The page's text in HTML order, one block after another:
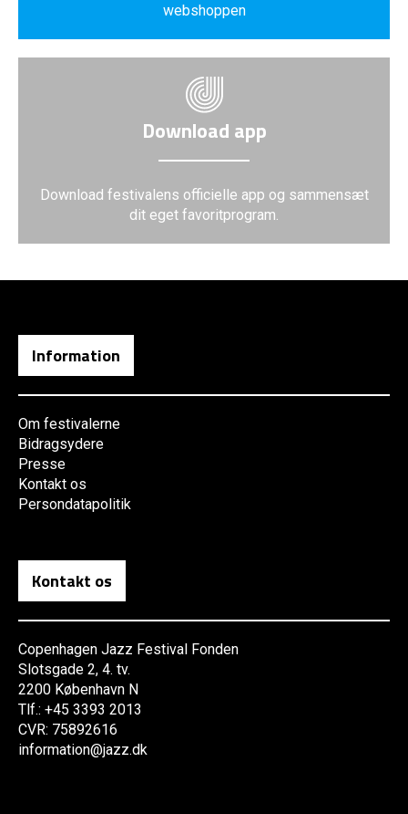
webshoppen
Download app
Download festivalens officielle app og sammensæt
dit eget favoritprogram.
Information
Om festivalerne
Bidragsydere
Presse
Kontakt os
Persondatapolitik
Kontakt os
Copenhagen Jazz Festival Fonden
Slotsgade 2, 4. tv.
2200 København N
Tlf.: +45 3393 2013
CVR: 75892616
information@jazz.dk